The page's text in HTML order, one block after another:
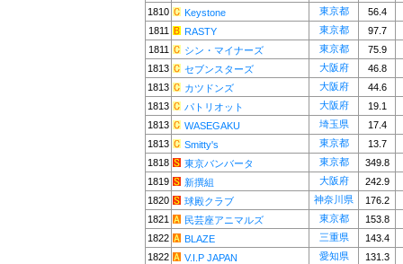
1810
Keystone 東京都
56.4
1811
RASTY 東京都
97.7
1811
シン・マイナーズ 東京都
75.9
1813
セブンスターズ 大阪府
46.8
1813
カツドンズ 大阪府
44.6
1813
パトリオット 大阪府
19.1
1813
WASEGAKU 埼玉県
17.4
1813
Smitty's 東京都
13.7
1818
東京バンバータ 東京都
349.8
1819
新撰組 大阪府
242.9
1820
球殿クラブ 神奈川県
176.2
1821
民芸座アニマルズ 東京都
153.8
1822
BLAZE 三重県
143.4
1822
V.I.P JAPAN 愛知県
131.3